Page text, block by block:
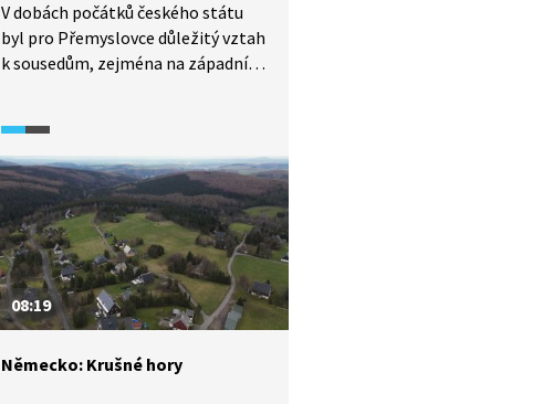
V dobách počátků českého státu
byl pro Přemyslovce důležitý vztah
k sousedům, zejména na západní
Jindřich I. Ptáčník, mocenské
centrum se z Bavorska posunulo
do Saska. Jak na to reagoval kníže
Václav?
08:19
Německo: Krušné hory